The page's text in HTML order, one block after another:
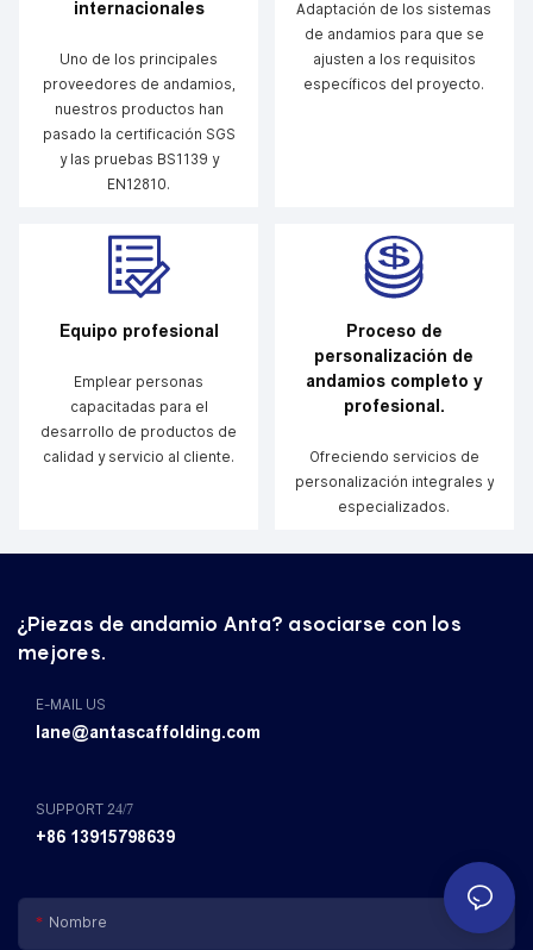
internacionales
Uno de los principales
proveedores de andamios,
nuestros productos han
pasado la certificación SGS
y las pruebas BS1139 y
EN12810.
Adaptación de los sistemas
de andamios para que se
ajusten a los requisitos
específicos del proyecto.
Equipo profesional
Emplear personas
capacitadas para el
desarrollo de productos de
calidad y servicio al cliente.
Proceso de
personalización de
andamios completo y
profesional.
Ofreciendo servicios de
personalización integrales y
especializados.
¿Piezas de andamio Anta? asociarse con los
mejores.
E-MAIL US
lane@antascaffolding.com
SUPPORT 24/7
+86 13915798639
Nombre